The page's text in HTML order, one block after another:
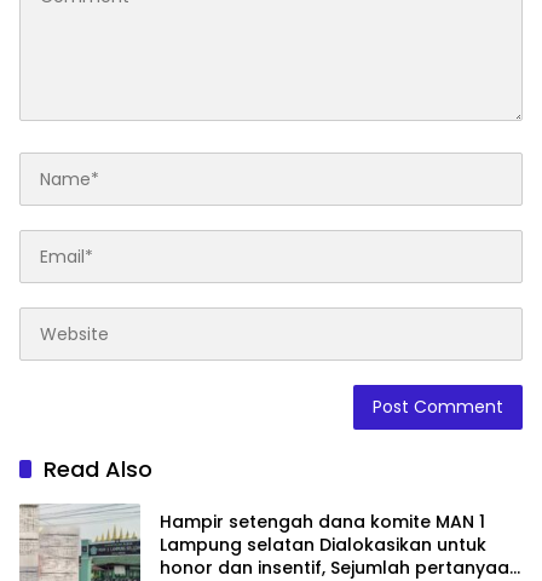
Read Also
Hampir setengah dana komite MAN 1
Lampung selatan Dialokasikan untuk
honor dan insentif, Sejumlah pertanyaan